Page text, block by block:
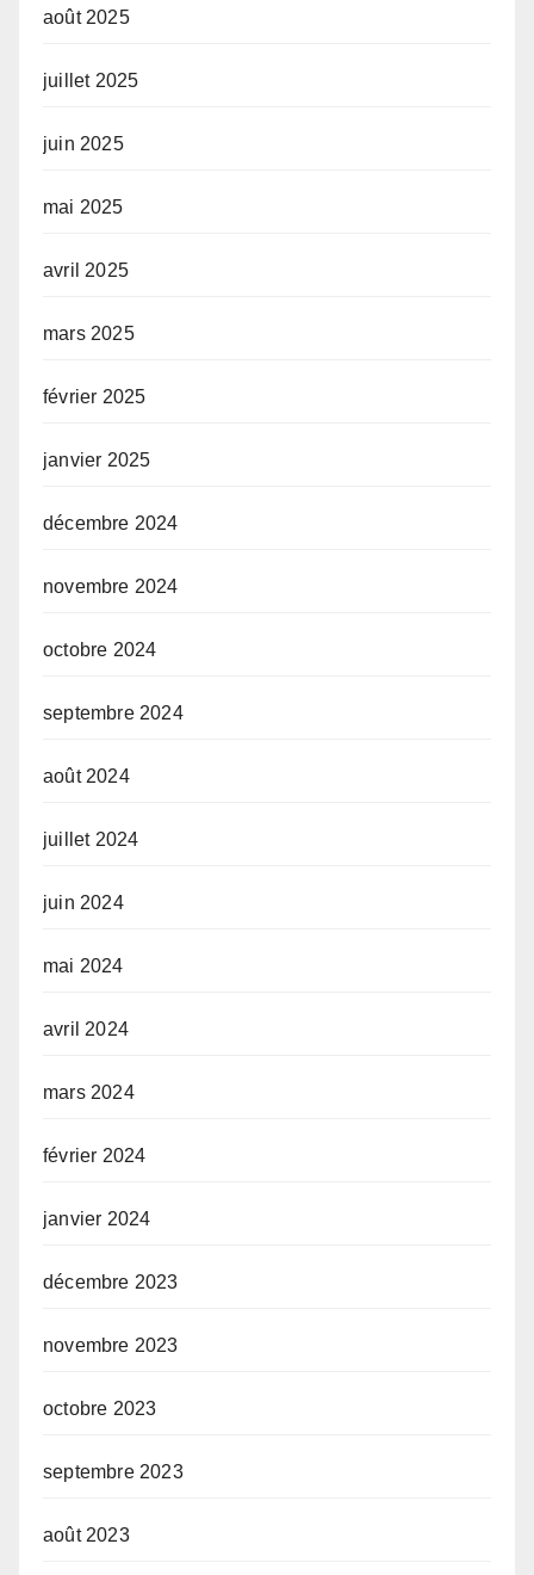
août 2025
juillet 2025
juin 2025
mai 2025
avril 2025
mars 2025
février 2025
janvier 2025
décembre 2024
novembre 2024
octobre 2024
septembre 2024
août 2024
juillet 2024
juin 2024
mai 2024
avril 2024
mars 2024
février 2024
janvier 2024
décembre 2023
novembre 2023
octobre 2023
septembre 2023
août 2023